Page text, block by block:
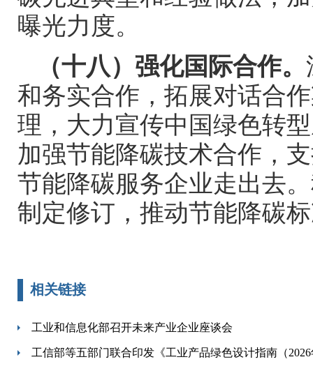
曝光力度。
（十八）强化国际合作。
和务实合作，拓展对话合
理，大力宣传中国绿色转
加强节能降碳技术合作，
节能降碳服务企业走出去
制定修订，推动节能降碳
相关链接
工业和信息化部召开未来产业企业座谈会
工信部等五部门联合印发《工业产品绿色设计指南（